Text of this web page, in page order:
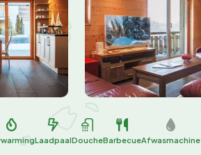
LaadpaalDoucheBarbecueAfwasmachine